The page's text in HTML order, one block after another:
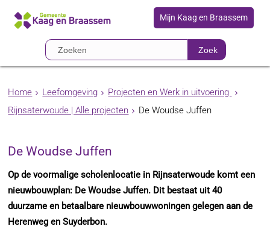
Mijn Kaag en Braassem
Zoek
Home Leefomgeving
Projecten en Werk in uitvoering
Rijnsaterwoude | Alle projecten
De Woudse Juffen
De Woudse Juffen
Op de voormalige scholenlocatie in Rijnsaterwoude komt een
nieuwbouwplan: De Woudse Juffen. Dit bestaat uit 40
duurzame en betaalbare nieuwbouwwoningen gelegen aan de
Herenweg en Suyderbon.